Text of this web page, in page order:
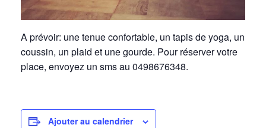
A prévoir: une tenue confortable, un tapis de yoga, un
coussin, un plaid et une gourde. Pour réserver votre
place, envoyez un sms au 0498676348.
Ajouter au calendrier